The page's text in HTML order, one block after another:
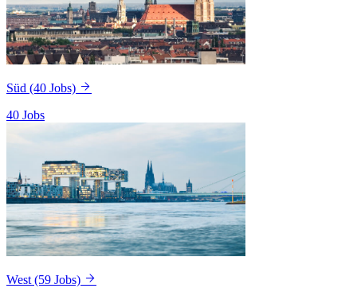
Süd (40 Jobs)
40 Jobs
West (59 Jobs)